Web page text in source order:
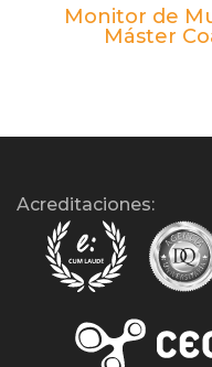
Monitor de
Máster
Acreditaciones: